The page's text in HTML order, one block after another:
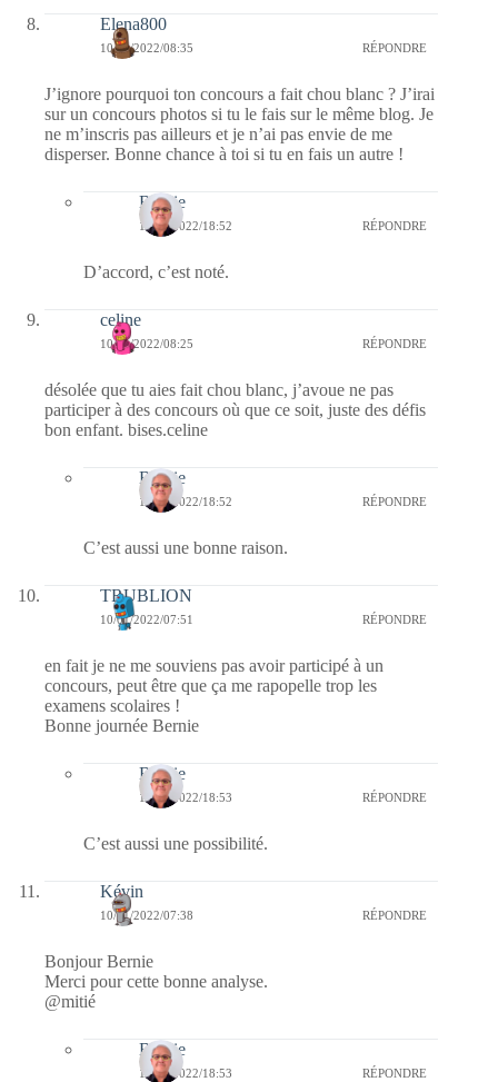
Elena800
10/01/2022/08:35 RÉPONDRE
J’ignore pourquoi ton concours a fait chou blanc ? J’irai
sur un concours photos si tu le fais sur le même blog. Je
ne m’inscris pas ailleurs et je n’ai pas envie de me
disperser. Bonne chance à toi si tu en fais un autre !
Bernie
10/01/2022/18:52 RÉPONDRE
D’accord, c’est noté.
celine
10/01/2022/08:25 RÉPONDRE
désolée que tu aies fait chou blanc, j’avoue ne pas
participer à des concours où que ce soit, juste des défis
bon enfant. bises.celine
Bernie
10/01/2022/18:52 RÉPONDRE
C’est aussi une bonne raison.
TRUBLION
10/01/2022/07:51 RÉPONDRE
en fait je ne me souviens pas avoir participé à un
concours, peut être que ça me rapopelle trop les
examens scolaires !
Bonne journée Bernie
Bernie
10/01/2022/18:53 RÉPONDRE
C’est aussi une possibilité.
Kévin
10/01/2022/07:38 RÉPONDRE
Bonjour Bernie
Merci pour cette bonne analyse.
@mitié
Bernie
10/01/2022/18:53 RÉPONDRE